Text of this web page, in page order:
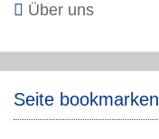
Über uns
Seite bookmarken